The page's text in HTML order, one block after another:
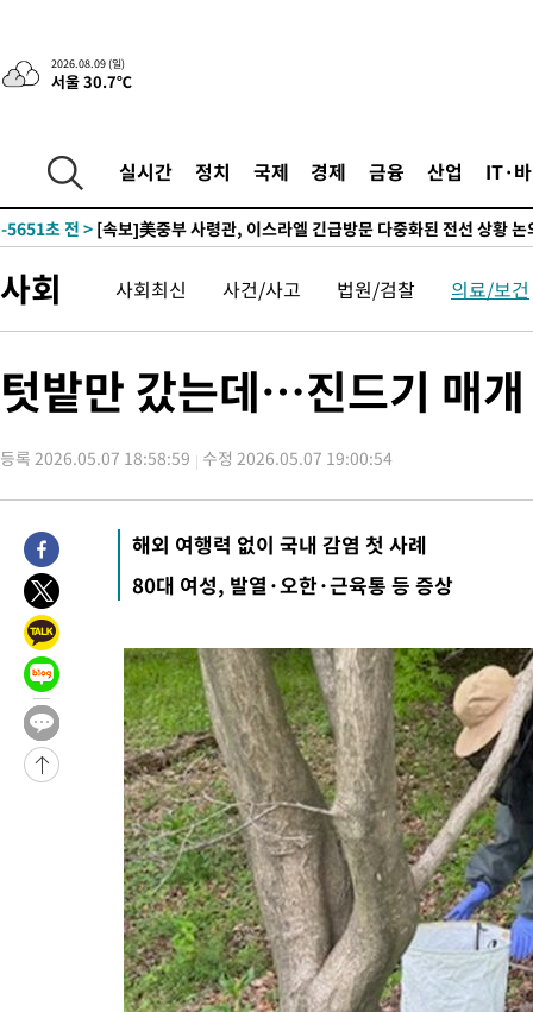
2026.08.09 (일)
서울 30.7℃
실시간 정치 국제 경제 금융 산업 IT·
-18260초 전 >'여긴 20도, 저긴 50도'…열화상 카메라로 본 폭염 저감시설 '
차'
-17731초 전 >콜롬비아 신임 우파 대통령 취임 하루만에 차량폭탄 폭발 사건
-8533초 전 >
이군이 불법 군시설 건설한 레바논 남부에서 레바논군 3명 폭발
-5651초 전 >
-3715초 전 > 美 국방부, 켄달 전 공군장관 보안허가 취소…“에어포스원 기밀
-3659초 전 >
“美 이란전 무기 소진…북한과 분쟁시 주한 미군 취약해질 수 있
-31398초 전 >이강인, 오늘 서울서 AT마드리드 입단식…'전례 없는 특급대
차'
-17751초 전 >콜롬비아 신임 우파 대통령 취임 하루만에 차량폭탄 폭발 사건
-8553초 전 >이군이 불법 군시설 건설한 레바논 남부에서 레바논군 3명 폭발
-5671초 전 >[속보]美중부 사령관, 이스라엘 긴급방문 다중화된 전선 상황 논
-3735초 전 >
美 국방부, 켄달 전 공군장관 보안허가 취소…“에어포스원 기밀
언론 누출”
-3704초 전 >
‘축구의 신’ 아르헨티나 축구 선수 메시의 부친 지병 별세
-3679초 전 >
“美 이란전 무기 소진…북한과 분쟁시 주한 미군 취약해질 수 있
사회 사회최신 사건/사고 법원/검찰 의료/보건
텃밭만 갔는데…진드기 매
등록 2026.05.07 18:58:59 수정 2026.05.07 19:00:54
해외 여행력 없이 국내 감염 첫 사례
80대 여성, 발열·오한·근육통 등 증상